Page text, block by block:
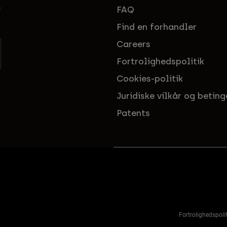
FAQ
Find en forhandler
Careers
Fortrolighedspolitik
Cookies-politik
Juridiske vilkår og
Patents